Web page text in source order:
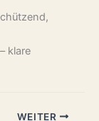
klare
WEITER